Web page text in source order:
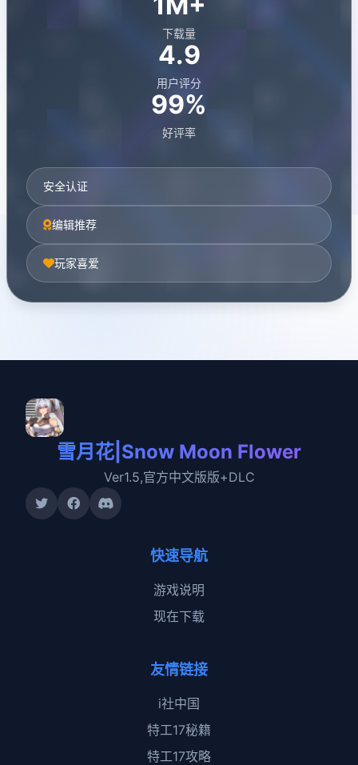
下载量
4.9
用户评分
99%
好评率
安全认证
编辑推荐
玩家喜爱
雪月花|Snow Moon Flower
Ver1.5,官方中文版版+DLC
快速导航
游戏说明
现在下载
友情链接
i社中国
特工17秘籍
特工17攻略